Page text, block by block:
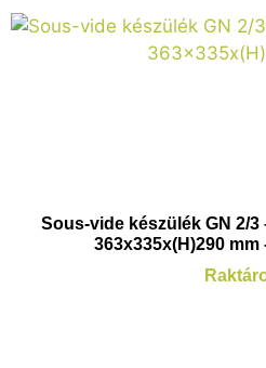
Sous-vide készülék GN 2/3
363x335x(H)290 mm